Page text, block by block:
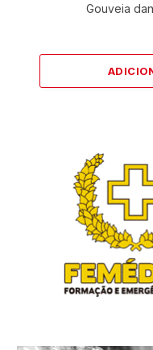
Gouveia